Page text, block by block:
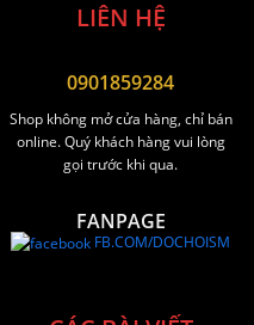
LIÊN HỆ
0901859284
Shop không mở cửa hàng, chỉ bán
online. Quý khách hàng vui lòng
gọi trước khi qua.
FANPAGE
FB.COM/DOCHOISM